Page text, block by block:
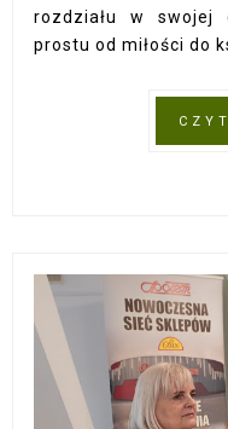
rozdziału w swojej
prostu od miłości do